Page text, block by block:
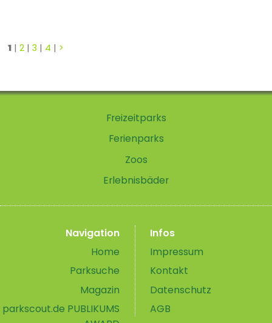
1| 2| 3 | 4 | >
Freizeitparks
Ferienparks
Zoos
Erlebnisbäder
Navigation
Home
Parksuche
Magazin
parkscout.de PUBLIKUMS
Infos
Impressum
Kontakt
Datenschutz
AGB